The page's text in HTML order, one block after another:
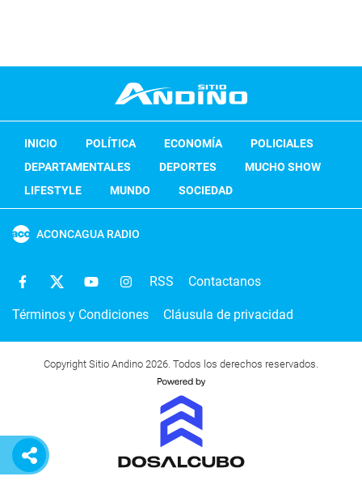
INICIO POLÍTICA ECONOMÍA
POLICIALES
DEPARTAMENTALES
DEPORTES
MUCHO SHOW
LIFESTYLE
MUNDO SOCIEDAD
ACONCAGUA RADIO
RSS Contactanos
Términos y Condiciones Cláusula de privacidad
Copyright Sitio Andino 2026. Todos los derechos reservados.